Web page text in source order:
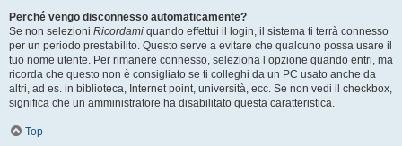
Perché vengo disconnesso automaticamente?
Se non selezioni Ricordami quando effettui il login, il sistema ti terrà connesso
per un periodo prestabilito. Questo serve a evitare che qualcuno possa usare il
tuo nome utente. Per rimanere connesso, seleziona l’opzione quando entri, ma
ricorda che questo non è consigliato se ti colleghi da un PC usato anche da
altri, ad es. in biblioteca, Internet point, università, ecc. Se non vedi il checkbox,
significa che un amministratore ha disabilitato questa caratteristica.
Top